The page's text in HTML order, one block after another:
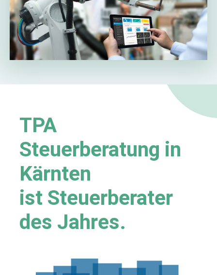
TPA
Steuerberatung in
Kärnten
ist Steuerberater
des Jahres.